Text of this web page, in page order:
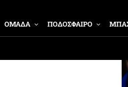
ΟΜΑΔΑ ΠΟΔΟΣΦΑΙΡΟ